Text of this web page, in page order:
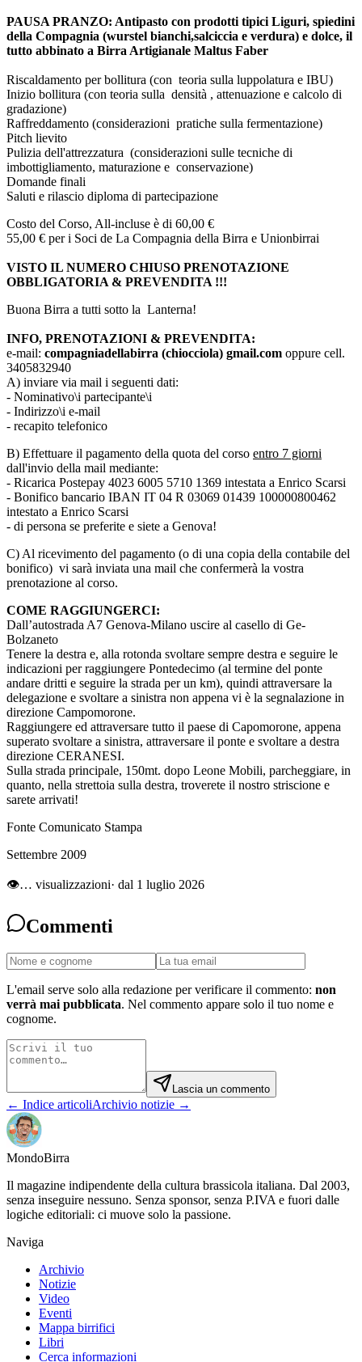
PAUSA PRANZO: Antipasto con prodotti tipici Liguri, spiedini
della Compagnia (wurstel bianchi,salciccia e verdura) e dolce, il
tutto abbinato a Birra Artigianale Maltus Faber
Riscaldamento per bollitura (con teoria sulla luppolatura e IBU)
Inizio bollitura (con teoria sulla densità , attenuazione e calcolo di
gradazione)
Raffreddamento (considerazioni pratiche sulla fermentazione)
Pitch lievito
Pulizia dell'attrezzatura (considerazioni sulle tecniche di
imbottigliamento, maturazione e conservazione)
Domande finali
Saluti e rilascio diploma di partecipazione
Costo del Corso, All-incluse è di 60,00 €
55,00 € per i Soci de La Compagnia della Birra e Unionbirrai
VISTO IL NUMERO CHIUSO PRENOTAZIONE
OBBLIGATORIA & PREVENDITA !!!
Buona Birra a tutti sotto la Lanterna!
INFO, PRENOTAZIONI & PREVENDITA:
e-mail: compagniadellabirra (chiocciola) gmail.com oppure cell.
3405832940
A) inviare via mail i seguenti dati:
- Nominativo\i partecipante\i
- Indirizzo\i e-mail
- recapito telefonico
B) Effettuare il pagamento della quota del corso entro 7 giorni
dall'invio della mail mediante:
- Ricarica Postepay 4023 6005 5710 1369 intestata a Enrico Scarsi
- Bonifico bancario IBAN IT 04 R 03069 01439 100000800462
intestato a Enrico Scarsi
- di persona se preferite e siete a Genova!
C) Al ricevimento del pagamento (o di una copia della contabile del
bonifico) vi sarà inviata una mail che confermerà la vostra
prenotazione al corso.
COME RAGGIUNGERCI:
Dall’autostrada A7 Genova-Milano uscire al casello di Ge-
Bolzaneto
Tenere la destra e, alla rotonda svoltare sempre destra e seguire le
indicazioni per raggiungere Pontedecimo (al termine del ponte
andare dritti e seguire la strada per un km), quindi attraversare la
delegazione e svoltare a sinistra non appena vi è la segnalazione in
direzione Campomorone.
Raggiungere ed attraversare tutto il paese di Capomorone, appena
superato svoltare a sinistra, attraversare il ponte e svoltare a destra
direzione CERANESI.
Sulla strada principale, 150mt. dopo Leone Mobili, parcheggiare, in
quanto, nella strettoia sulla destra, troverete il nostro striscione e
sarete arrivati!
Fonte Comunicato Stampa
Settembre 2009
👁… visualizzazioni· dal 1 luglio 2026
Commenti
L'email serve solo alla redazione per verificare il commento: non
verrà mai pubblicata. Nel commento appare solo il tuo nome e
cognome.
Lascia un commento
← Indice articoliArchivio notizie →
MondoBirra
Il magazine indipendente della cultura brassicola italiana. Dal 2003,
senza inseguire nessuno. Senza sponsor, senza P.IVA e fuori dalle
logiche editoriali: ci muove solo la passione.
Naviga
Archivio
Notizie
Video
Eventi
Mappa birrifici
Libri
Cerca informazioni